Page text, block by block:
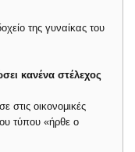
της γυναίκας του
κανένα στέλεχος
στις οικονομικές
τύπου «ήρθε ο